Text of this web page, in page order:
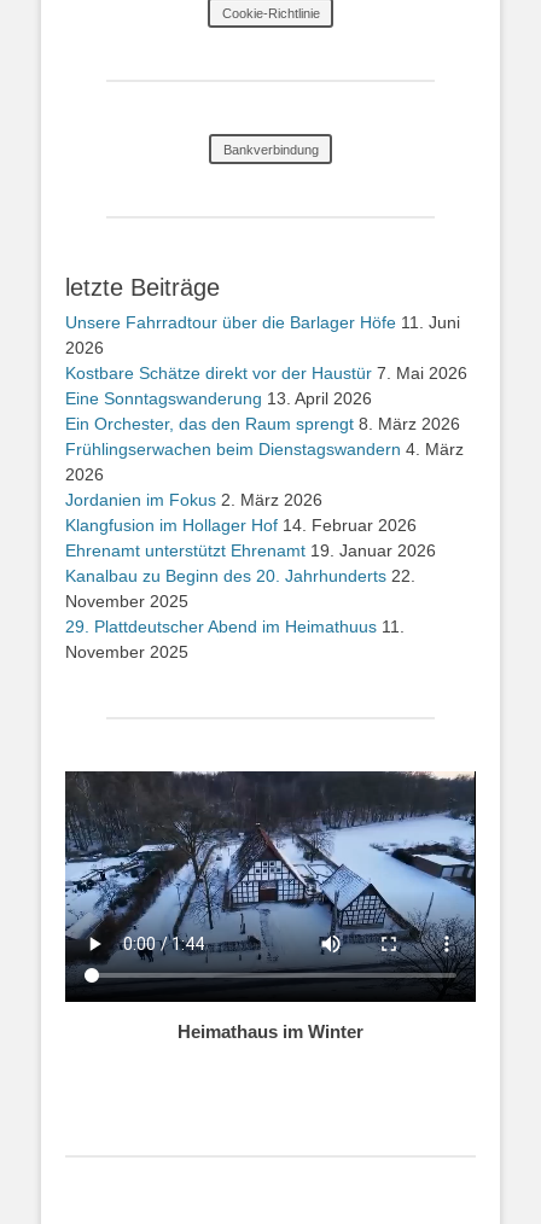
Cookie-Richtlinie
Bankverbindung
letzte Beiträge
Unsere Fahrradtour über die Barlager Höfe 11. Juni
2026
Kostbare Schätze direkt vor der Haustür 7. Mai 2026
Eine Sonntagswanderung 13. April 2026
Ein Orchester, das den Raum sprengt 8. März 2026
Frühlingserwachen beim Dienstagswandern 4. März
2026
Jordanien im Fokus 2. März 2026
Klangfusion im Hollager Hof 14. Februar 2026
Ehrenamt unterstützt Ehrenamt 19. Januar 2026
Kanalbau zu Beginn des 20. Jahrhunderts 22.
November 2025
29. Plattdeutscher Abend im Heimathuus 11.
November 2025
Heimathaus im Winter